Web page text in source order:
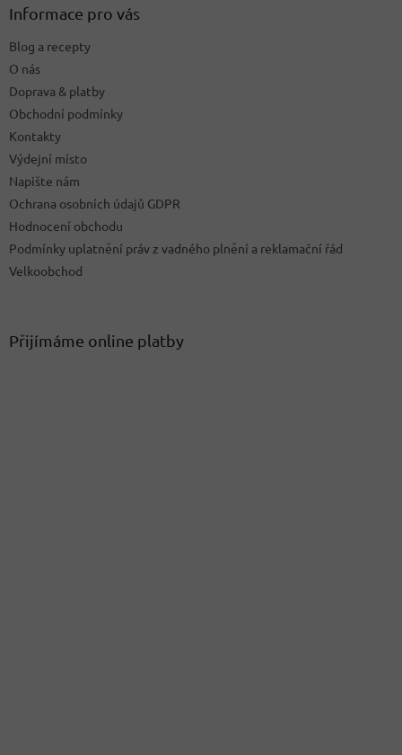
Informace pro vás
Blog a recepty
O nás
Doprava & platby
Obchodní podmínky
Kontakty
Výdejní místo
Napište nám
Ochrana osobních údajů GDPR
Hodnocení obchodu
Podmínky uplatnění práv z vadného plnění a reklamační řád
Velkoobchod
Přijímáme online platby